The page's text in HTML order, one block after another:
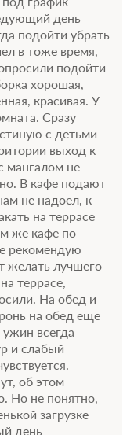
2 часов
Сумма предоплаты
Забронировать
завтрак
23:59; При отмене
00:00
2 часов
Сумма предоплаты
Забронировать
день
подойти убрать
в тоже время,
подойти
хорошая,
красивая. У
Сразу
с детьми
выход к
мангалом не
В кафе подают
не надоел, к
на террасе
же кафе по
рекомендую
желать лучшего
террасе,
На обед и
на обед еще
всегда
и слабый
об этом
Но не понятно,
загрузке
день